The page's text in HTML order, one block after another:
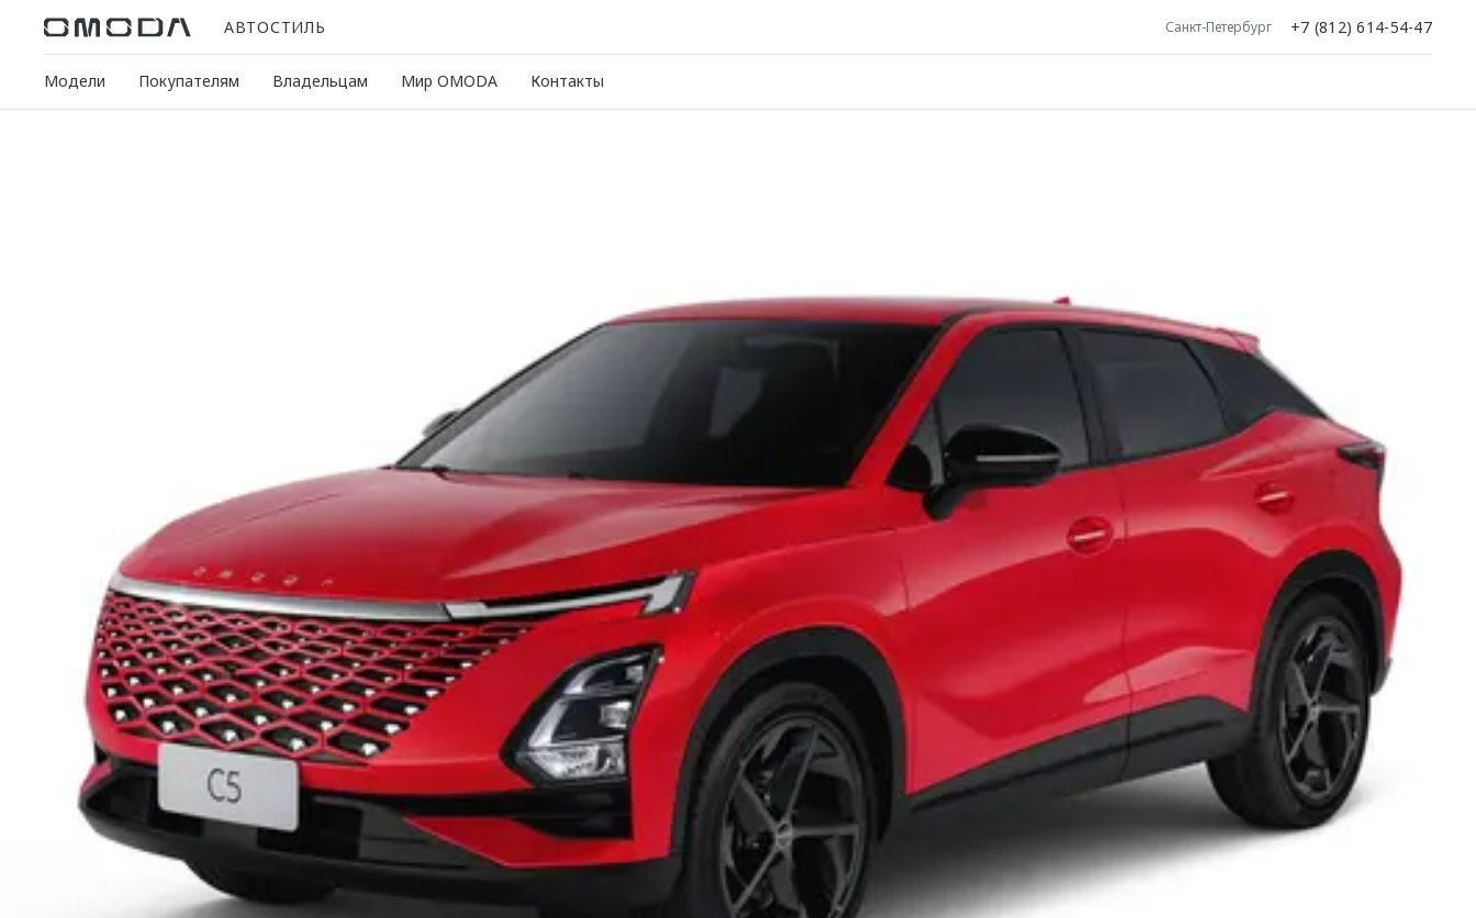
АВТОСТИЛЬ Санкт-Петербург +7 (812) 614-54-47
Модели Покупателям Владельцам Мир OMODA Контакты